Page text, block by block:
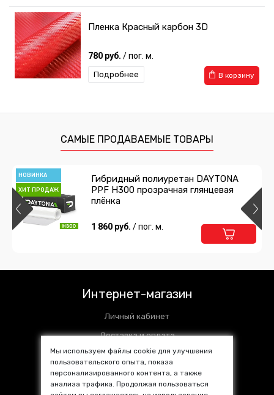
Пленка Красный карбон 3D
780 руб. / пог. м.
В корзину
Подробнее
САМЫЕ ПРОДАВАЕМЫЕ ТОВАРЫ
НОВИНКА
ХИТ ПРОДАЖ
Гибридный полиуретан DAYTONA
PPF H300 прозрачная глянцевая
плёнка
1 860 руб. / пог. м.
Интернет-магазин
Личный кабинет
Доставка и оплата
Установочные центры
Контакты
SALE %
Мы используем файлы cookie для улучшения
пользовательского опыта, показа
персонализированного контента, а также
анализа трафика. Продолжая пользоваться